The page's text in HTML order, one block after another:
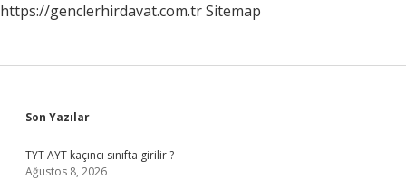
https://genclerhirdavat.com.trSitemap
Sidebar
Son Yazılar
TYT AYT kaçıncı sınıfta girilir ?
Ağustos 8, 2026